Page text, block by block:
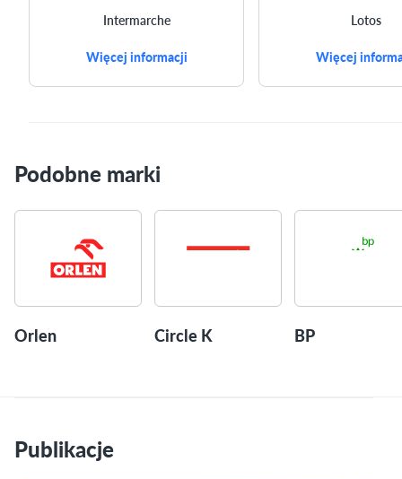
Intermarche
Więcej informacji
Lotos
Więcej
Podobne marki
Orlen Circle K BP
Publikacje